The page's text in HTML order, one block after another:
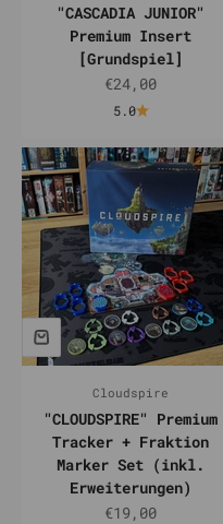
"CASCADIA JUNIOR"
Premium Insert
[Grundspiel]
Prix de vente
€24,00
5.0
Cloudspire
"CLOUDSPIRE" Premium
Tracker + Fraktion
Marker Set (inkl.
Erweiterungen)
Prix de vente
€19,00